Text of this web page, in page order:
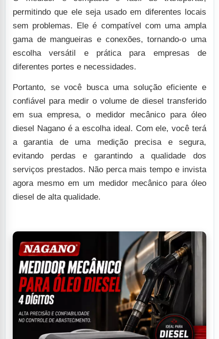
permitindo que ele seja usado em diferentes locais
sem problemas. Ele é compatível com uma ampla
gama de mangueiras e conexões, tornando-o uma
escolha versátil e prática para empresas de
diferentes portes e necessidades.
Portanto, se você busca uma solução eficiente e
confiável para medir o volume de diesel transferido
em sua empresa, o medidor mecânico para óleo
diesel Nagano é a escolha ideal. Com ele, você terá
a garantia de uma medição precisa e segura,
evitando perdas e garantindo a qualidade dos
serviços prestados. Não perca mais tempo e invista
agora mesmo em um medidor mecânico para óleo
diesel de alta qualidade.